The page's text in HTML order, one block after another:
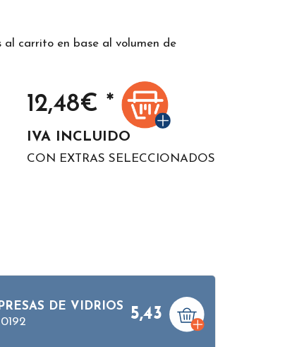
carrito en base al volumen de
12,48€ *
IVA INCLUIDO
CON EXTRAS SELECCIONADOS
DE VIDRIOS
5,43